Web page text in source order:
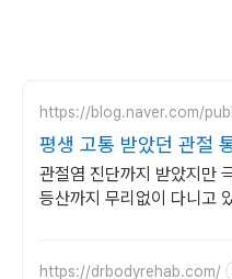
https://blog.naver.com/
평생 고통 받았던 관절
복했습니다.
관절염 진단까지 받았지만
등산까지 무리없이 다니고
https://drbodyrehab.com/